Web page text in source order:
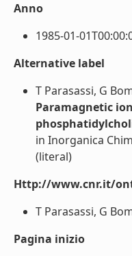
Anno
1985-01-
Alternative label
T Parasassi, G
Paramagnetic
in Inorganica
(literal)
Http://www.cnr.it/
T Parasassi, G
Pagina inizio